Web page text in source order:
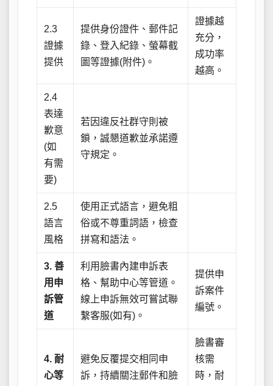
2.3
證據
提供
提供身份證件、郵件記
錄、登入紀錄、螢幕截
圖等證據(附件)。
證據越
充分，
成功率
越高。
2.4
表達
歉意
(如
有需
要)
若因違反社群守則被
鎖，誠懇道歉並承諾遵
守規定。
2.5
語言
風格
使用正式語言，避免粗
俗或不尊重詞語，檢查
拼寫和語法。
3. 善
用申
訴管
道
利用臉書內建申訴表
格、幫助中心等管道。
線上申訴無效可嘗試聯
繫客服(如有)。
提供申
訴案件
編號。
4. 耐
心等
避免反覆提交相同申
訴，持續關注郵件和臉
臉書審
核需
時，耐